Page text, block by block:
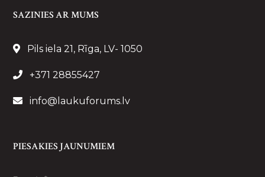
SAZINIES AR MUMS
Pils iela 21, Rīga, LV- 1050
+371 28855427
info@laukuforums.lv
PIESAKIES JAUNUMIEM